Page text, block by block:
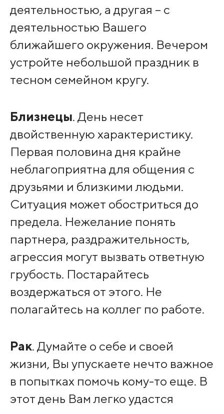
деятельностью, а другая – с
деятельностью Вашего
ближайшего окружения. Вечером
устройте небольшой праздник в
тесном семейном кругу.
Близнецы. День несет
двойственную характеристику.
Первая половина дня крайне
неблагоприятна для общения с
друзьями и близкими людьми.
Ситуация может обостриться до
предела. Нежелание понять
партнера, раздражительность,
агрессия могут вызвать ответную
грубость. Постарайтесь
воздержаться от этого. Не
полагайтесь на коллег по работе.
Рак. Думайте о себе и своей
жизни, Вы упускаете нечто важное
в попытках помочь кому-то еще. В
этот день Вам легко удастся